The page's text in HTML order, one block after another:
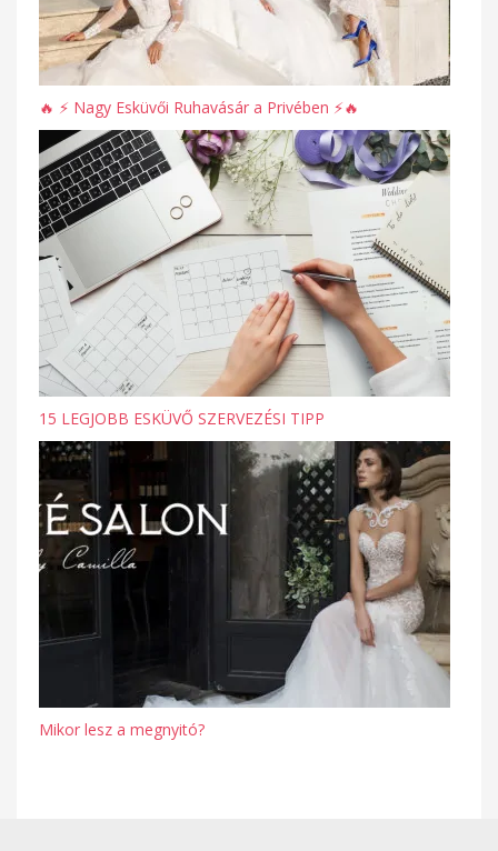
🔥 ⚡️ Nagy Esküvői Ruhavásár a Privében ⚡️🔥
15 LEGJOBB ESKÜVŐ SZERVEZÉSI TIPP
Mikor lesz a megnyitó?